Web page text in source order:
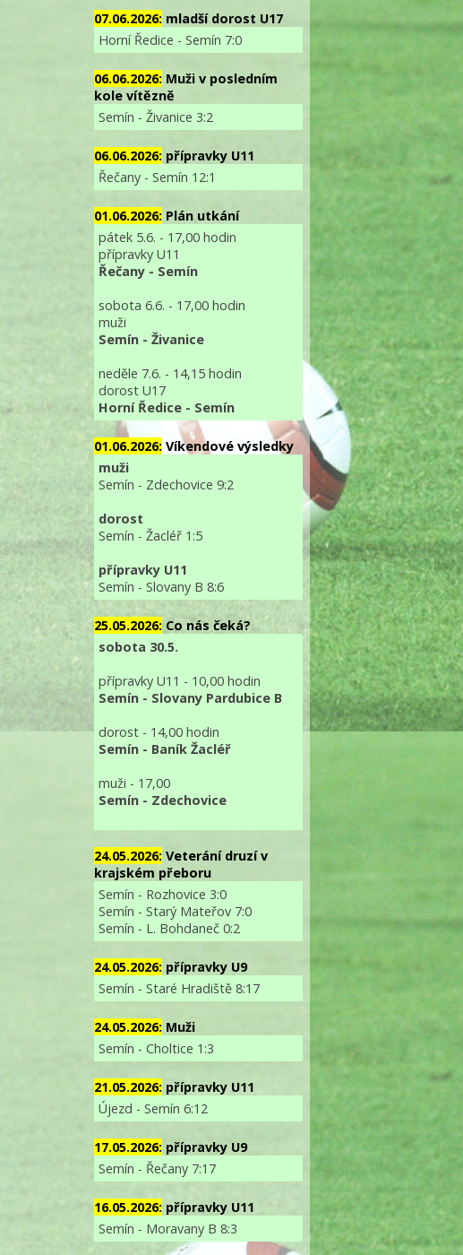
07.06.2026: mladší dorost U17
Horní Ředice - Semín 7:0
06.06.2026: Muži v posledním
kole vítězně
Semín - Živanice 3:2
06.06.2026: přípravky U11
Řečany - Semín 12:1
01.06.2026: Plán utkání
pátek 5.6. - 17,00 hodin
přípravky U11
Řečany - Semín
sobota 6.6. - 17,00 hodin
muži
Semín - Živanice
neděle 7.6. - 14,15 hodin
dorost U17
Horní Ředice - Semín
01.06.2026: Víkendové výsledky
muži
Semín - Zdechovice 9:2
dorost
Semín - Žacléř 1:5
přípravky U11
Semín - Slovany B 8:6
25.05.2026: Co nás čeká?
sobota 30.5.
přípravky U11 - 10,00 hodin
Semín - Slovany Pardubice B
dorost - 14,00 hodin
Semín - Baník Žacléř
muži - 17,00
Semín - Zdechovice
24.05.2026: Veterání druzí v
krajském přeboru
Semín - Rozhovice 3:0
Semín - Starý Mateřov 7:0
Semín - L. Bohdaneč 0:2
24.05.2026: přípravky U9
Semín - Staré Hradiště 8:17
24.05.2026: Muži
Semín - Choltice 1:3
21.05.2026: přípravky U11
Újezd - Semín 6:12
17.05.2026: přípravky U9
Semín - Řečany 7:17
16.05.2026: přípravky U11
Semín - Moravany B 8:3